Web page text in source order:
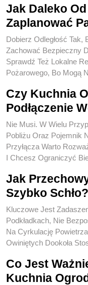
Jak Daleko
Zaplanować
Dobierz Odległość Tak,
Zachować Bezpieczny
Sprawdź Też Lokalne
Pożarowego, Bo Mogą
Czy Kuchnia
Podłączenie
Nie Musi. W Wielu
Pobliżu Oraz Pojemnik
Przyłącza Warto
I Chcesz Ograniczyć
Jak
Szybko Schło?
Kluczowe Jest
Podkładkach, Nie
Na Cyrkulację
Owiniętych Dookoła
Co Jest
Kuchnia